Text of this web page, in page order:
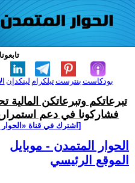
لينكدإن تيلكرامبنترست بودكاست
تبرعاتكم وتبرعاتكن المالية
فشاركونا في دعم
[اشترك في قناة
الحوار المتمدن - موبايل
الموقع الرئيسي